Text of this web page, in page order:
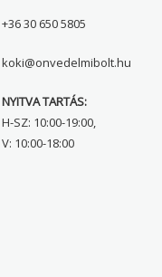
+36 30 650 5805
koki@onvedelmibolt.hu
NYITVA TARTÁS:
H-SZ: 10:00-19:00,
V: 10:00-18:00